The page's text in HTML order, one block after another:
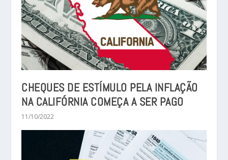
CHEQUES DE ESTÍMULO PELA INFLAÇÃO
NA CALIFÓRNIA COMEÇA A SER PAGO
11/10/2022